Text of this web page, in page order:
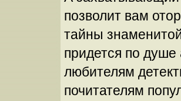
позволит вам
тайны
придется по
любителям
почитателям